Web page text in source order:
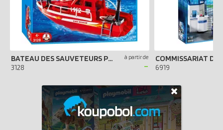
BATEAU DES SAUVETEURS POMPIERS
3128
à partir de
- 6919